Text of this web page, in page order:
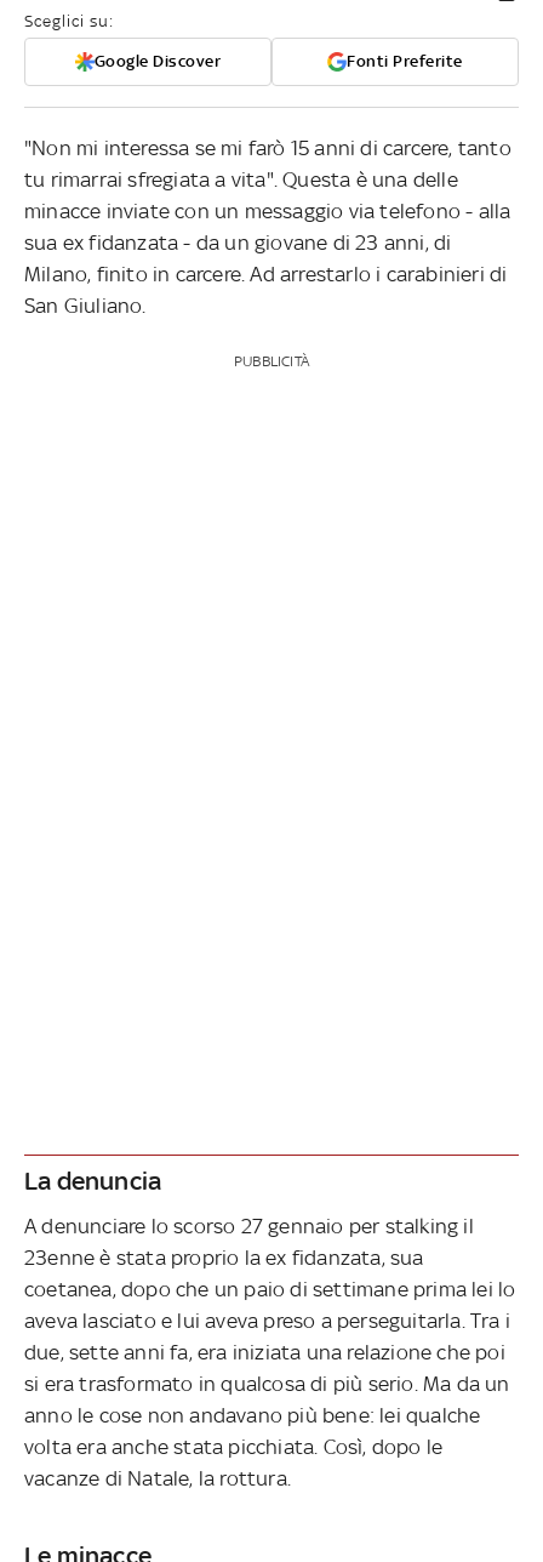
Sceglici su:
Google Discover Fonti Preferite
"Non mi interessa se mi farò 15 anni di carcere, tanto
tu rimarrai sfregiata a vita". Questa è una delle
minacce inviate con un messaggio via telefono - alla
sua ex fidanzata - da un giovane di 23 anni, di
Milano, finito in carcere. Ad arrestarlo i carabinieri di
San Giuliano.
PUBBLICITÀ
La denuncia
A denunciare lo scorso 27 gennaio per stalking il
23enne è stata proprio la ex fidanzata, sua
coetanea, dopo che un paio di settimane prima lei lo
aveva lasciato e lui aveva preso a perseguitarla. Tra i
due, sette anni fa, era iniziata una relazione che poi
si era trasformato in qualcosa di più serio. Ma da un
anno le cose non andavano più bene: lei qualche
volta era anche stata picchiata. Così, dopo le
vacanze di Natale, la rottura.
Le minacce